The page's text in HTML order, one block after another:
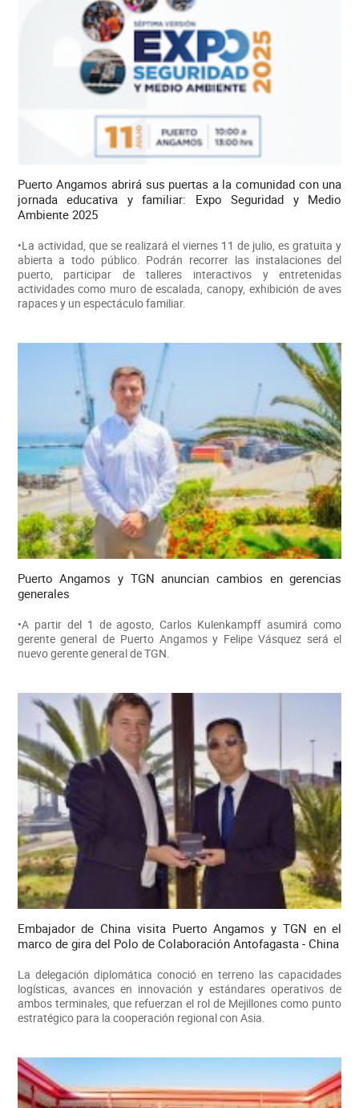
Puerto Angamos abrirá sus puertas a la comunidad con una
jornada educativa y familiar: Expo Seguridad y Medio
Ambiente 2025
•La actividad, que se realizará el viernes 11 de julio, es gratuita y
abierta a todo público. Podrán recorrer las instalaciones del
puerto, participar de talleres interactivos y entretenidas
actividades como muro de escalada, canopy, exhibición de aves
rapaces y un espectáculo familiar.
Puerto Angamos y TGN anuncian cambios en gerencias
generales
•A partir del 1 de agosto, Carlos Kulenkampff asumirá como
gerente general de Puerto Angamos y Felipe Vásquez será el
nuevo gerente general de TGN.
Embajador de China visita Puerto Angamos y TGN en el
marco de gira del Polo de Colaboración Antofagasta - China
La delegación diplomática conoció en terreno las capacidades
logísticas, avances en innovación y estándares operativos de
ambos terminales, que refuerzan el rol de Mejillones como punto
estratégico para la cooperación regional con Asia.